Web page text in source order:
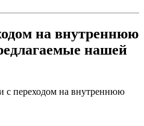
на внутреннюю
нашей
с переходом на внутреннюю